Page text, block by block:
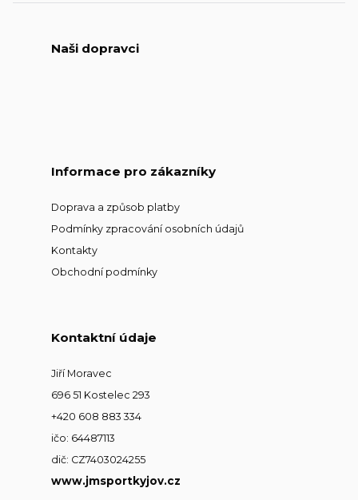
Naši dopravci
Informace pro zákazníky
Doprava a způsob platby
Podmínky zpracování osobních údajů
Kontakty
Obchodní podmínky
Kontaktní údaje
Jiří Moravec
696 51 Kostelec 293
+420 608 883 334
ičo: 64487113
dič: CZ7403024255
www.jmsportkyjov.cz